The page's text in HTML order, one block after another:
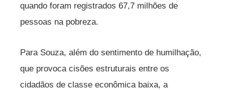
quando foram registrados 67,7 milhões de
pessoas na pobreza.
Para Souza, além do sentimento de humilhação,
que provoca cisões estruturais entre os
cidadãos de classe econômica baixa, a